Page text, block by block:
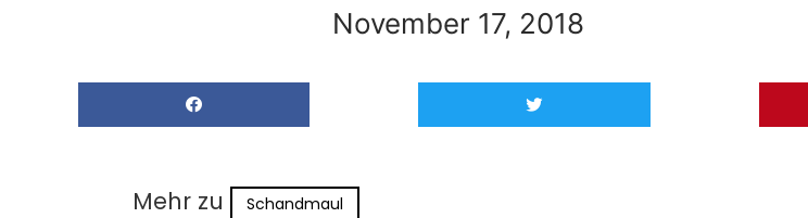
November 17, 2018
Mehr zu Schandmaul